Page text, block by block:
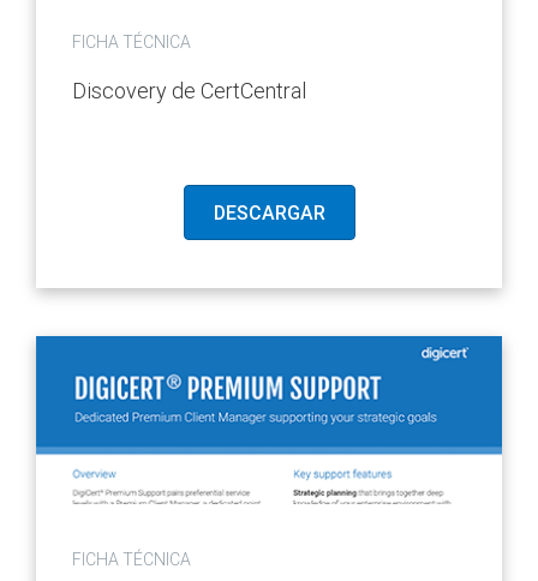
FICHA TÉCNICA
Discovery de CertCentral
DESCARGAR
FICHA TÉCNICA